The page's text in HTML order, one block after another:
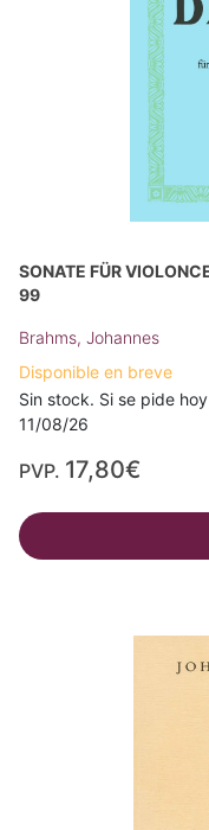
SONATE FÜR
99
Brahms, Johannes
Disponible en breve
Sin stock. Si se pide
11/08/26
PVP. 17,80€